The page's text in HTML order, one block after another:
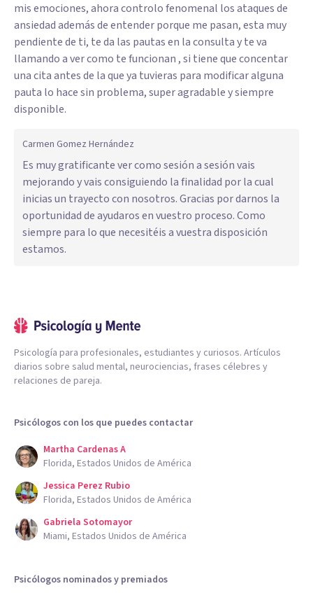
mis emociones, ahora controlo fenomenal los ataques de
ansiedad además de entender porque me pasan, esta muy
pendiente de ti, te da las pautas en la consulta y te va
llamando a ver como te funcionan , si tiene que concentar
una cita antes de la que ya tuvieras para modificar alguna
pauta lo hace sin problema, super agradable y siempre
disponible.
Carmen Gomez Hernández
Es muy gratificante ver como sesión a sesión vais
mejorando y vais consiguiendo la finalidad por la cual
inicias un trayecto con nosotros. Gracias por darnos la
oportunidad de ayudaros en vuestro proceso. Como
siempre para lo que necesitéis a vuestra disposición
estamos.
Psicología para profesionales, estudiantes y curiosos. Artículos
diarios sobre salud mental, neurociencias, frases célebres y
relaciones de pareja.
Psicólogos con los que puedes contactar
Martha Cardenas A
Florida, Estados Unidos de América
Jessica Perez Rubio
Florida, Estados Unidos de América
Gabriela Sotomayor
Miami, Estados Unidos de América
Psicólogos nominados y premiados